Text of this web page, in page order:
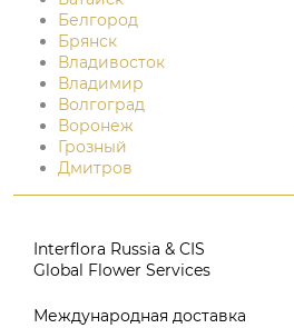
Белгород
Брянск
Владивосток
Владимир
Волгоград
Воронеж
Грозный
Дмитров
Interflora Russia & CIS
Global Flower Services
Версия для печати
Международная доставка